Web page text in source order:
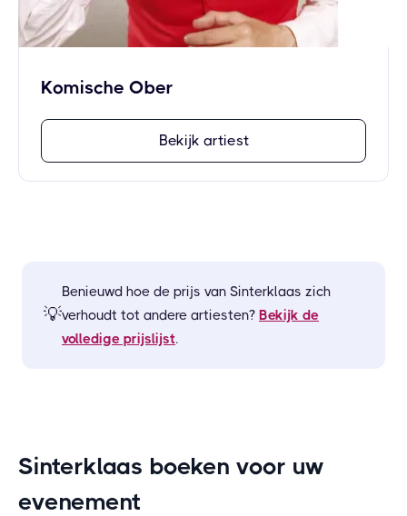
Komische Ober
Bekijk artiest
💡
Benieuwd hoe de prijs van Sinterklaas zich
verhoudt tot andere artiesten? Bekijk de
volledige prijslijst.
Sinterklaas boeken voor uw
evenement